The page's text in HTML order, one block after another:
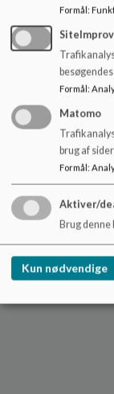
minimum konkret
materiale
sendes i høring.
På bestyrelsen
Tommy Fischer
Formål:
Formål:
Matomo
brug af
Formål:
Aktiver/
Brug
Kun nødvendige